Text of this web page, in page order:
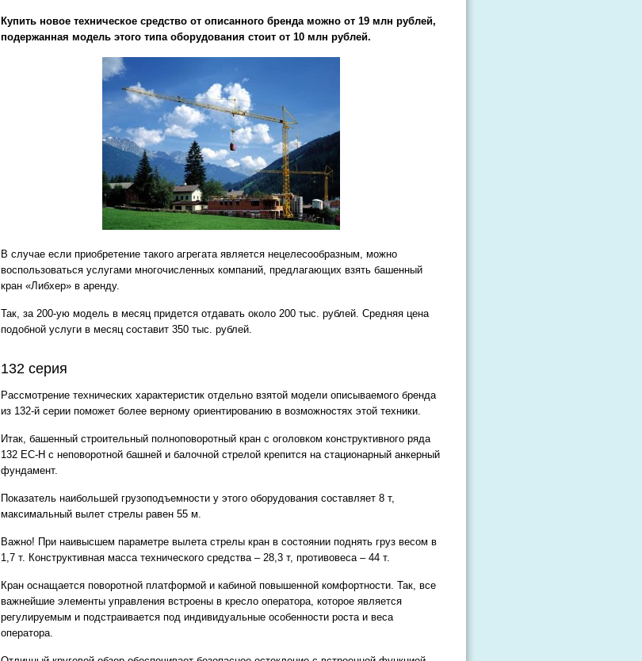
Купить новое техническое средство от описанного бренда можно от 19 млн рублей,
подержанная модель этого типа оборудования стоит от 10 млн рублей.
В случае если приобретение такого агрегата является нецелесообразным, можно
воспользоваться услугами многочисленных компаний, предлагающих взять башенный
кран «Либхер» в аренду.
Так, за 200-ую модель в месяц придется отдавать около 200 тыс. рублей. Средняя цена
подобной услуги в месяц составит 350 тыс. рублей.
132 серия
Рассмотрение технических характеристик отдельно взятой модели описываемого бренда
из 132-й серии поможет более верному ориентированию в возможностях этой техники.
Итак, башенный строительный полноповоротный кран с оголовком конструктивного ряда
132 ЕС-Н с неповоротной башней и балочной стрелой крепится на стационарный анкерный
фундамент.
Показатель наибольшей грузоподъемности у этого оборудования составляет 8 т,
максимальный вылет стрелы равен 55 м.
Важно! При наивысшем параметре вылета стрелы кран в состоянии поднять груз весом в
1,7 т. Конструктивная масса технического средства – 28,3 т, противовеса – 44 т.
Кран оснащается поворотной платформой и кабиной повышенной комфортности. Так, все
важнейшие элементы управления встроены в кресло оператора, которое является
регулируемым и подстраивается под индивидуальные особенности роста и веса
оператора.